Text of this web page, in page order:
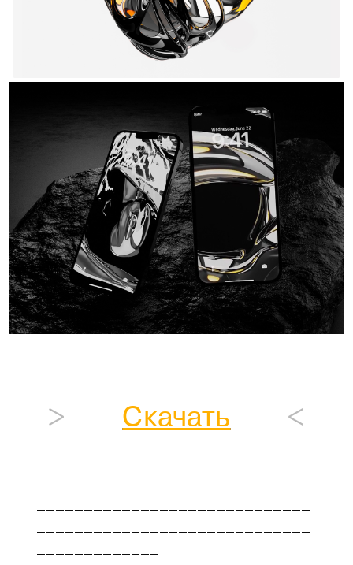
> Скачать <
–––––––––––––––––––––––––––––
–––––––––––––––––––––––––––––
–––––––––––––